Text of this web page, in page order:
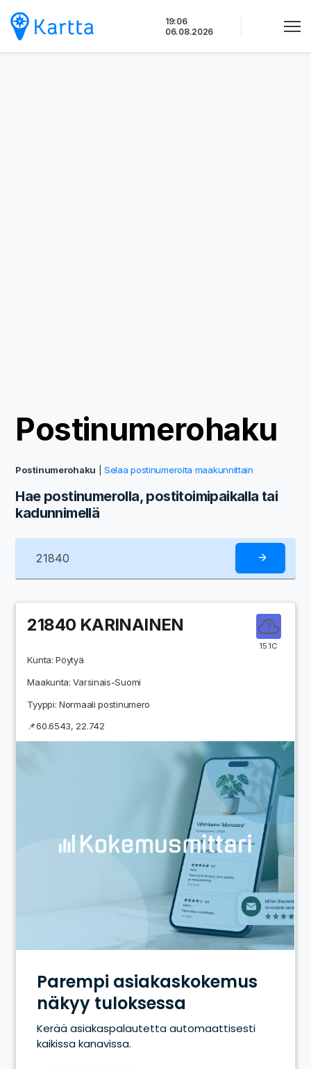
sisältöön
19:06
06.08.2026
Postinumerohaku
Postinumerohaku |Selaa postinumeroita maakunnittain
Hae postinumerolla, postitoimipaikalla tai
kadunnimellä
15.1C
21840 KARINAINEN
Kunta:Pöytyä
Maakunta:Varsinais-Suomi
Tyyppi: Normaali postinumero
📌60.6543,22.742